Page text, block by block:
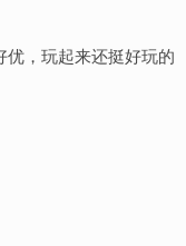
，玩起来还挺好玩的